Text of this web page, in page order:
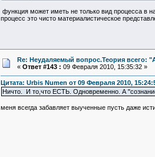
функция может иметь не только вид процесса в
процесс это чисто материалистическое
Re: Неудаляемый вопрос.Теория всего:
« Ответ #143 : 09 Февраля 2010, 15:35:32 »
Цитата: Urbis Numen от 09 Февраля 2010,
Ничто. И то,что ЕСТЬ. Одновременно. А
меня всегда забавляет выученные пусть даже